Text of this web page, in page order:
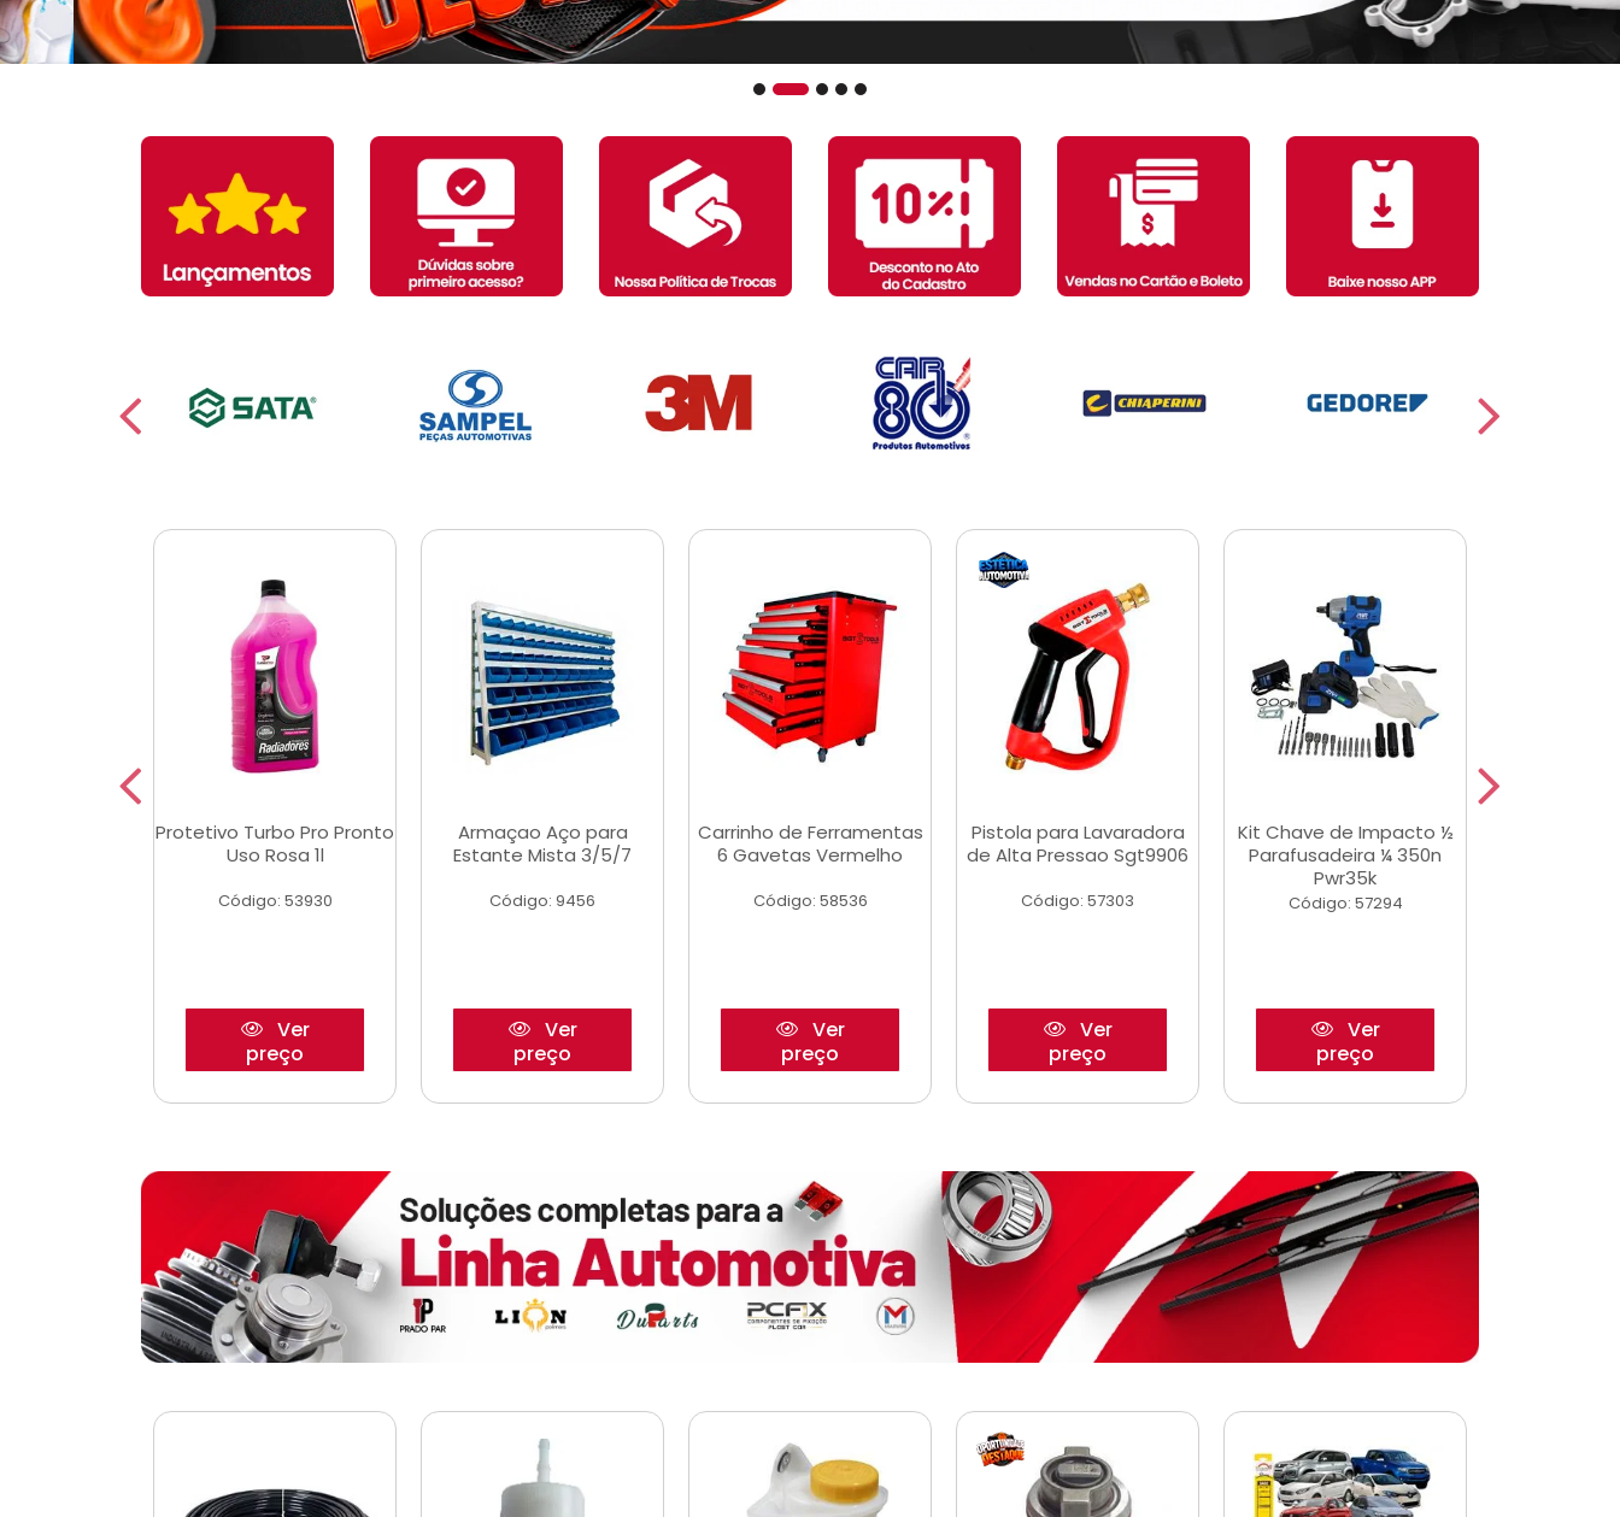
Protetivo Turbo Pro Pronto
Uso Rosa 1l
Código: 53930
Ver
preço
Armaçao Aço para
Estante Mista 3/5/7
Código: 9456
Ver
preço
Carrinho de Ferramentas
6 Gavetas Vermelho
Código: 58536
Ver
preço
Pistola para Lavaradora
de Alta Pressao Sgt9906
Código: 57303
Ver
preço
Kit Chave de Impacto ½
Parafusadeira ¼ 350n
Pwr35k
Código: 57294
Ver
preço